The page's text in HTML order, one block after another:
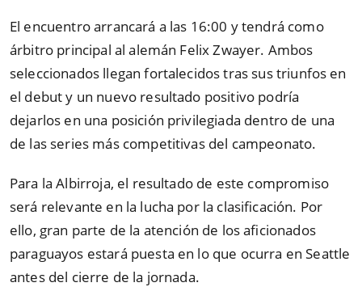
El encuentro arrancará a las 16:00 y tendrá como
árbitro principal al alemán Felix Zwayer. Ambos
seleccionados llegan fortalecidos tras sus triunfos en
el debut y un nuevo resultado positivo podría
dejarlos en una posición privilegiada dentro de una
de las series más competitivas del campeonato.
Para la Albirroja, el resultado de este compromiso
será relevante en la lucha por la clasificación. Por
ello, gran parte de la atención de los aficionados
paraguayos estará puesta en lo que ocurra en Seattle
antes del cierre de la jornada.